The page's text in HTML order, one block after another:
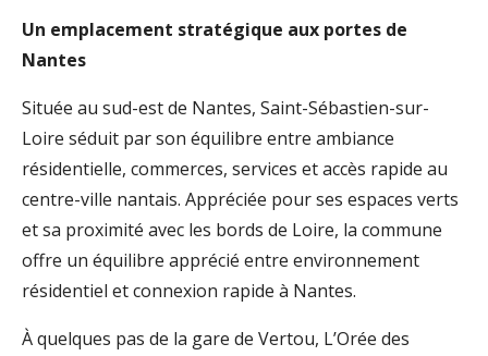
Un emplacement stratégique aux portes de
Nantes
Située au sud-est de Nantes, Saint-Sébastien-sur-
Loire séduit par son équilibre entre ambiance
résidentielle, commerces, services et accès rapide au
centre-ville nantais. Appréciée pour ses espaces verts
et sa proximité avec les bords de Loire, la commune
offre un équilibre apprécié entre environnement
résidentiel et connexion rapide à Nantes.
À quelques pas de la gare de Vertou, L’Orée des